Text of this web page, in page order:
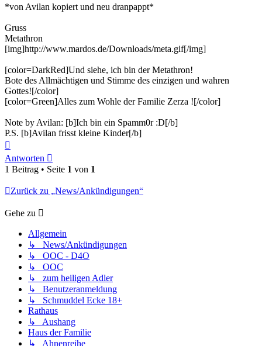
*von Avilan kopiert und neu dranpappt*
Gruss
Metathron
[img]http://www.mardos.de/Downloads/meta.gif[/img]
[color=DarkRed]Und siehe, ich bin der Metathron!
Bote des Allmächtigen und Stimme des einzigen und wahren
Gottes![/color]
[color=Green]Alles zum Wohle der Familie Zerza ![/color]
Note by Avilan: [b]Ich bin ein Spamm0r :D[/b]
P.S. [b]Avilan frisst kleine Kinder[/b]
oben
Antworten
1 Beitrag • Seite 1 von 1
Zurück zu „News/Ankündigungen“
Gehe zu
Allgemein
↳ News/Ankündigungen
↳ OOC - D4O
↳ OOC
↳ zum heiligen Adler
↳ Benutzeranmeldung
↳ Schmuddel Ecke 18+
Rathaus
↳ Aushang
Haus der Familie
↳ Ahnenreihe